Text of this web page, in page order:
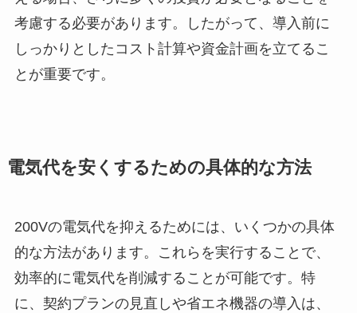
考慮する必要があります。したがって、導入前に
しっかりとしたコスト計算や資金計画を立てるこ
とが重要です。
電気代を安くするための具体的な方法
200Vの電気代を抑えるためには、いくつかの具体
的な方法があります。これらを実行することで、
効率的に電気代を削減することが可能です。特
に、契約プランの見直しや省エネ機器の導入は、